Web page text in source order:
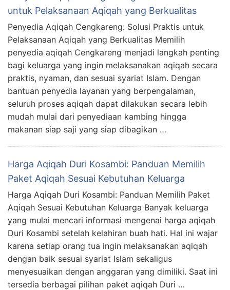
untuk Pelaksanaan Aqiqah yang Berkualitas
Penyedia Aqiqah Cengkareng: Solusi Praktis untuk
Pelaksanaan Aqiqah yang Berkualitas Memilih
penyedia aqiqah Cengkareng menjadi langkah penting
bagi keluarga yang ingin melaksanakan aqiqah secara
praktis, nyaman, dan sesuai syariat Islam. Dengan
bantuan penyedia layanan yang berpengalaman,
seluruh proses aqiqah dapat dilakukan secara lebih
mudah mulai dari penyediaan kambing hingga
makanan siap saji yang siap dibagikan …
Harga Aqiqah Duri Kosambi: Panduan Memilih
Paket Aqiqah Sesuai Kebutuhan Keluarga
Harga Aqiqah Duri Kosambi: Panduan Memilih Paket
Aqiqah Sesuai Kebutuhan Keluarga Banyak keluarga
yang mulai mencari informasi mengenai harga aqiqah
Duri Kosambi setelah kelahiran buah hati. Hal ini wajar
karena setiap orang tua ingin melaksanakan aqiqah
dengan baik sesuai syariat Islam sekaligus
menyesuaikan dengan anggaran yang dimiliki. Saat ini
tersedia berbagai pilihan paket aqiqah Duri …